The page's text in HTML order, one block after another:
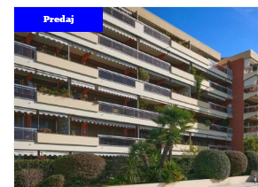
Predaj